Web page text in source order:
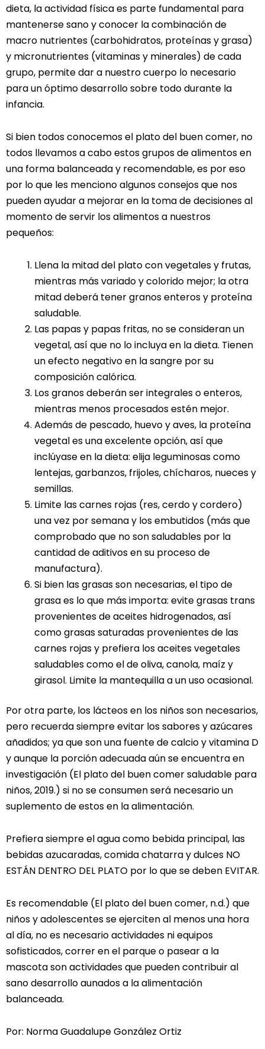
dieta, la actividad física es parte fundamental para
mantenerse sano y conocer la combinación de
macro nutrientes (carbohidratos, proteínas y grasa)
y micronutrientes (vitaminas y minerales) de cada
grupo, permite dar a nuestro cuerpo lo necesario
para un óptimo desarrollo sobre todo durante la
infancia.
Si bien todos conocemos el plato del buen comer, no
todos llevamos a cabo estos grupos de alimentos en
una forma balanceada y recomendable, es por eso
por lo que les menciono algunos consejos que nos
pueden ayudar a mejorar en la toma de decisiones al
momento de servir los alimentos a nuestros
pequeños:
Llena la mitad del plato con vegetales y frutas,
mientras más variado y colorido mejor; la otra
mitad deberá tener granos enteros y proteína
saludable.
Las papas y papas fritas, no se consideran un
vegetal, así que no lo incluya en la dieta. Tienen
un efecto negativo en la sangre por su
composición calórica.
Los granos deberán ser integrales o enteros,
mientras menos procesados estén mejor.
Además de pescado, huevo y aves, la proteína
vegetal es una excelente opción, así que
inclúyase en la dieta: elija leguminosas como
lentejas, garbanzos, frijoles, chícharos, nueces y
semillas.
Limite las carnes rojas (res, cerdo y cordero)
una vez por semana y los embutidos (más que
comprobado que no son saludables por la
cantidad de aditivos en su proceso de
manufactura).
Si bien las grasas son necesarias, el tipo de
grasa es lo que más importa: evite grasas trans
provenientes de aceites hidrogenados, así
como grasas saturadas provenientes de las
carnes rojas y prefiera los aceites vegetales
saludables como el de oliva, canola, maíz y
girasol. Limite la mantequilla a un uso ocasional.
Por otra parte, los lácteos en los niños son necesarios,
pero recuerda siempre evitar los sabores y azúcares
añadidos; ya que son una fuente de calcio y vitamina D
y aunque la porción adecuada aún se encuentra en
investigación (El plato del buen comer saludable para
niños, 2019.) si no se consumen será necesario un
suplemento de estos en la alimentación.
Prefiera siempre el agua como bebida principal, las
bebidas azucaradas, comida chatarra y dulces NO
ESTÁN DENTRO DEL PLATO por lo que se deben EVITAR.
Es recomendable (El plato del buen comer, n.d.) que
niños y adolescentes se ejerciten al menos una hora
al día, no es necesario actividades ni equipos
sofisticados, correr en el parque o pasear a la
mascota son actividades que pueden contribuir al
sano desarrollo aunados a la alimentación
balanceada.
Por: Norma Guadalupe González Ortiz